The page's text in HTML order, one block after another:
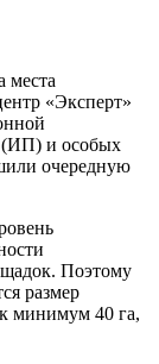
места
«Эксперт»
(ИП) и особых
очередную
Поэтому
размер
минимум 40 га,